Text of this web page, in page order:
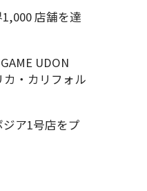
店舗を達
UDON
カ・カリフォル
ジア1号店をプ